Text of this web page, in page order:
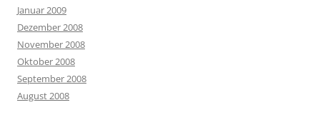
Januar 2009
Dezember 2008
November 2008
Oktober 2008
September 2008
August 2008